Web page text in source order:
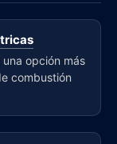
opción más
combustión